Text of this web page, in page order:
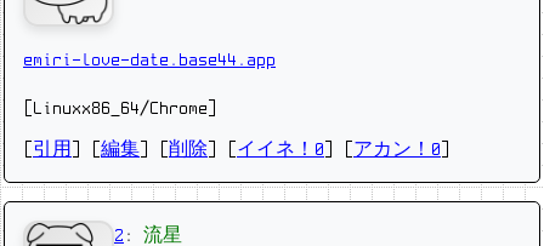
emiri-love-date.base44.app
[Linuxx86_64/Chrome]
引用 編集 削除 イイネ！0 アカン！0
2 : 流星